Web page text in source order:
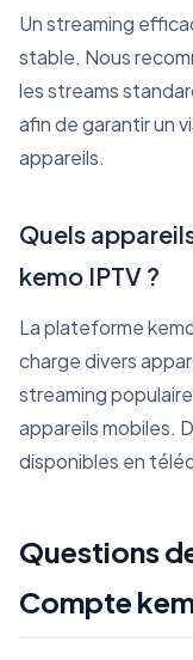
Un streaming
stable. Nous
les streams
afin de garantir un
appareils.
Quels
kemo IPTV ?
La plateforme
charge divers
streaming
appareils mobiles.
disponibles en
Questions
Compte